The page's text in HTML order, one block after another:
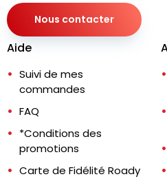
Nous contacter
Aide
Suivi de mes
commandes
FAQ
*Conditions des
promotions
Carte de Fidélité Roady